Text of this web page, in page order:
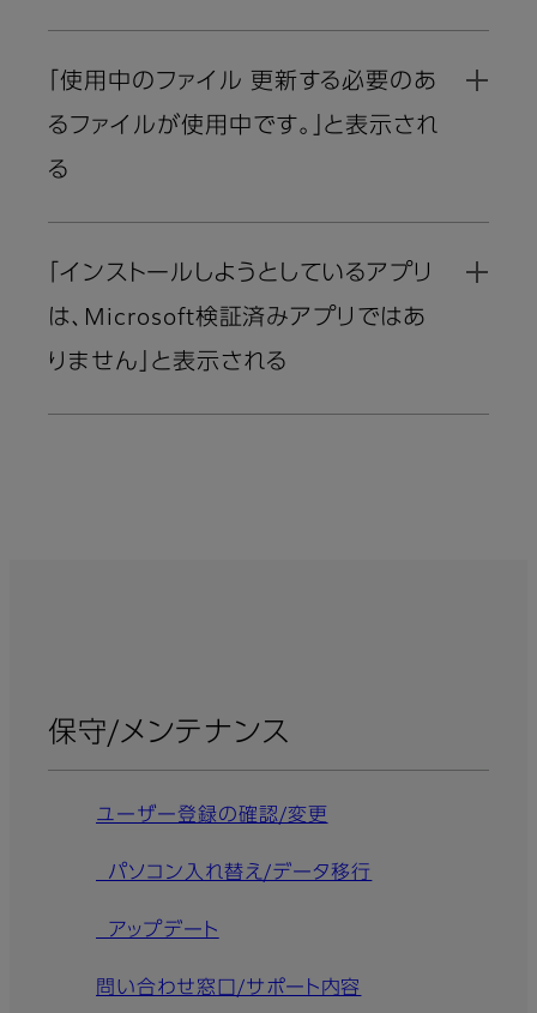
「使用中のファイル 更新する必要のあ
るファイルが使用中です。」と表示され
る
「インストールしようとしているアプリ
は､Microsoft検証済みアプリではあ
りません」と表示される
保守/メンテナンス
ユーザー登録の確認/変更
パソコン入れ替え/データ移行
アップデート
問い合わせ窓口/サポート内容